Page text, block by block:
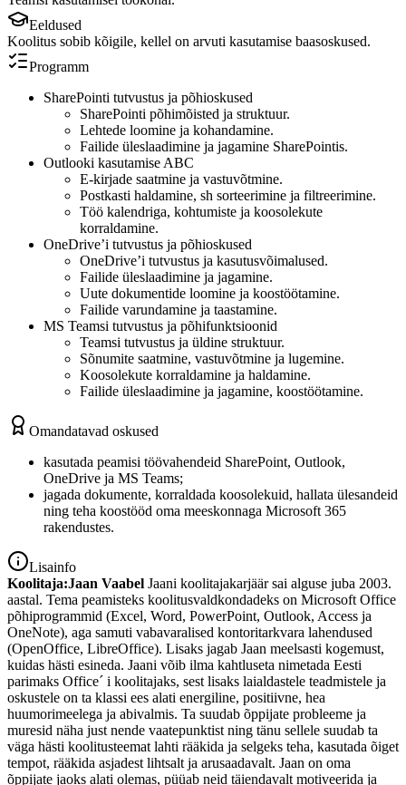
Eeldused
Koolitus sobib kõigile, kellel on arvuti kasutamise baasoskused.
Programm
SharePointi tutvustus ja põhioskused
SharePointi põhimõisted ja struktuur.
Lehtede loomine ja kohandamine.
Failide üleslaadimine ja jagamine SharePointis.
Outlooki kasutamise ABC
E-kirjade saatmine ja vastuvõtmine.
Postkasti haldamine, sh sorteerimine ja filtreerimine.
Töö kalendriga, kohtumiste ja koosolekute
korraldamine.
OneDrive’i tutvustus ja põhioskused
OneDrive’i tutvustus ja kasutusvõimalused.
Failide üleslaadimine ja jagamine.
Uute dokumentide loomine ja koostöötamine.
Failide varundamine ja taastamine.
MS Teamsi tutvustus ja põhifunktsioonid
Teamsi tutvustus ja üldine struktuur.
Sõnumite saatmine, vastuvõtmine ja lugemine.
Koosolekute korraldamine ja haldamine.
Failide üleslaadimine ja jagamine, koostöötamine.
Omandatavad oskused
kasutada peamisi töövahendeid SharePoint, Outlook,
OneDrive ja MS Teams;
jagada dokumente, korraldada koosolekuid, hallata ülesandeid
ning teha koostööd oma meeskonnaga Microsoft 365
rakendustes.
Lisainfo
Koolitaja:Jaan Vaabel Jaani koolitajakarjäär sai alguse juba 2003.
aastal. Tema peamisteks koolitusvaldkondadeks on Microsoft Office
põhiprogrammid (Excel, Word, PowerPoint, Outlook, Access ja
OneNote), aga samuti vabavaralised kontoritarkvara lahendused
(OpenOffice, LibreOffice). Lisaks jagab Jaan meelsasti kogemust,
kuidas hästi esineda. Jaani võib ilma kahtluseta nimetada Eesti
parimaks Office´ i koolitajaks, sest lisaks laialdastele teadmistele ja
oskustele on ta klassi ees alati energiline, positiivne, hea
huumorimeelega ja abivalmis. Ta suudab õppijate probleeme ja
muresid näha just nende vaatepunktist ning tänu sellele suudab ta
väga hästi koolitusteemat lahti rääkida ja selgeks teha, kasutada õiget
tempot, rääkida asjadest lihtsalt ja arusaadavalt. Jaan on oma
õppijate jaoks alati olemas, püüab neid täiendavalt motiveerida ja